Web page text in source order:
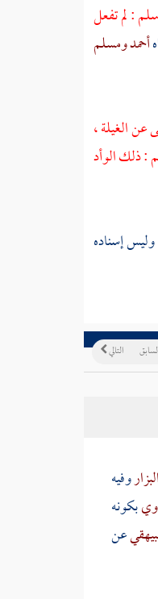
: لم تفعل
أحمدومسلم
الغيلة ،
: ذلك الوأد
وليس إسناده
التالي
البزاروفيه
بكونه
عن